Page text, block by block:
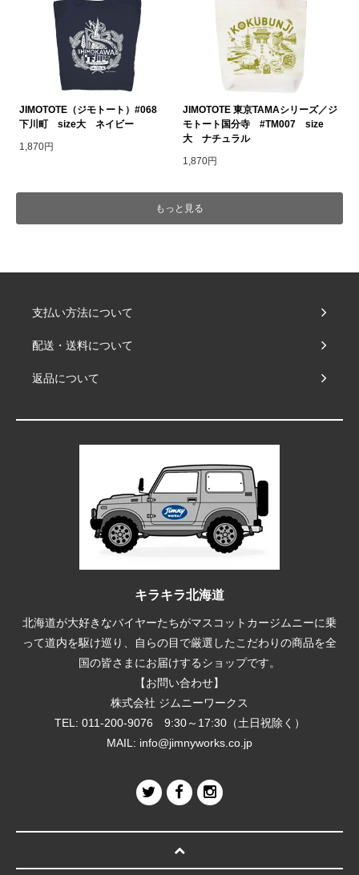
JIMOTOTE（ジモトート）#068
下川町 size大 ネイビー
1,870円
JIMOTOTE 東京TAMAシリーズ／ジ
モトート国分寺 #TM007 size
大 ナチュラル
1,870円
もっと見る
支払い方法について
配送・送料について
返品について
キラキラ北海道
北海道が大好きなバイヤーたちがマスコットカージムニーに乗
って道内を駆け巡り、自らの目で厳選したこだわりの商品を全
国の皆さまにお届けするショップです。
【お問い合わせ】
株式会社 ジムニーワークス
TEL: 011-200-9076 9:30～17:30（土日祝除く）
MAIL: info@jimnyworks.co.jp